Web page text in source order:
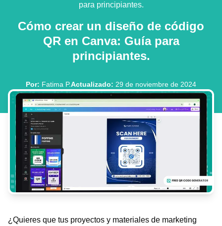
para principiantes.
Cómo crear un diseño de código
QR en Canva: Guía para
principiantes.
Por: Fatima P.Actualizado: 29 de noviembre de 2024
¿Quieres que tus proyectos y materiales de marketing